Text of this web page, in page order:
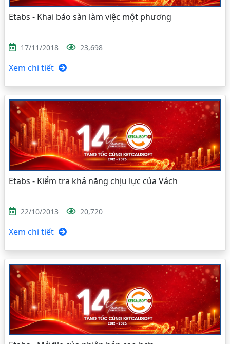
Etabs - Khai báo sàn làm việc một phương
17/11/2018 23,698
Xem chi tiết
Etabs - Kiểm tra khả năng chịu lực của Vách
22/10/2013 20,720
Xem chi tiết